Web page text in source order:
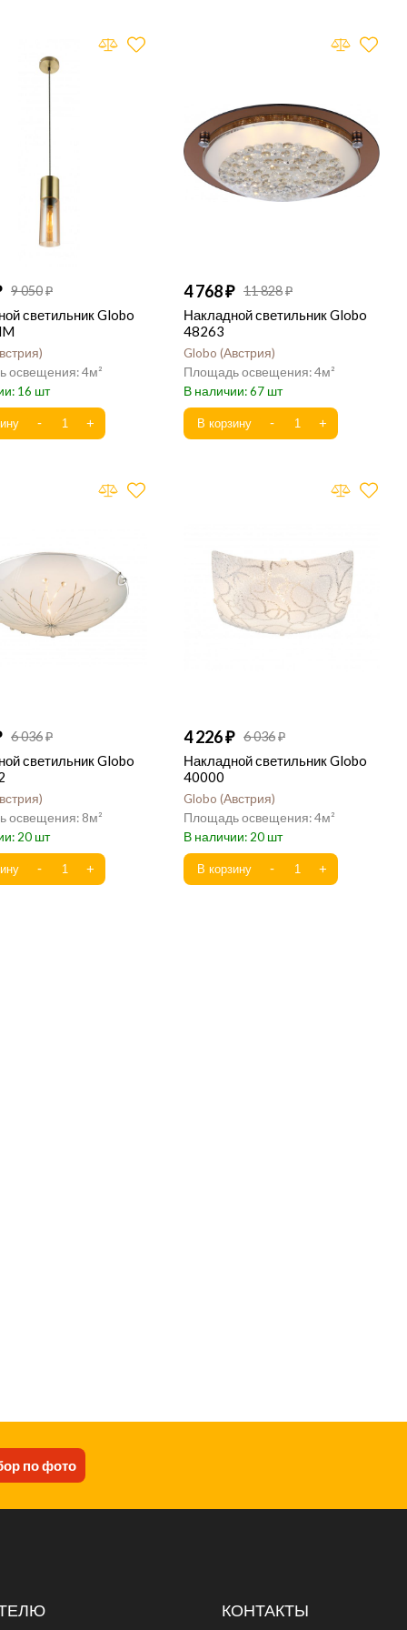
9 050
светильник Globo
4
16
4 768 11 828
Накладной светильник Globo
48263
Globo Австрия
4
67
6 036
светильник Globo
8
20
4 226 6 036
Накладной светильник Globo
40000
Globo Австрия
4
20
по фото
КОНТАКТЫ